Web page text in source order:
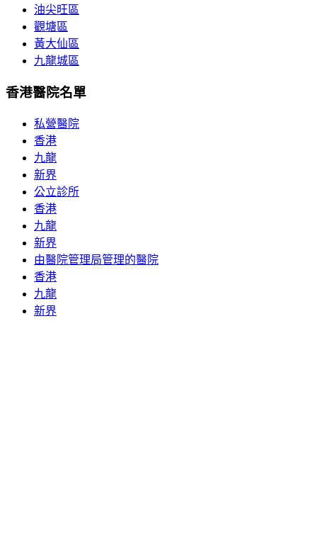
油尖旺區
觀塘區
黃大仙區
九龍城區
香港醫院名單
私營醫院
香港
九龍
新界
公立診所
香港
九龍
新界
由醫院管理局管理的醫院
香港
九龍
新界